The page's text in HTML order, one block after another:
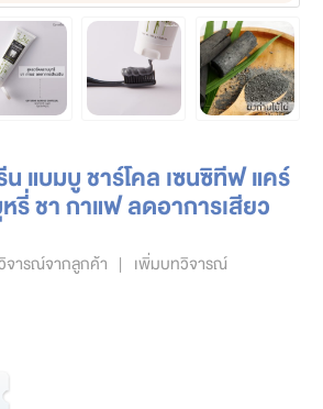
แบมบู ชาร์โคล เซนซิทีฟ แคร์
รี่ ชา กาแฟ ลดอาการเสียว
จารณ์จากลูกค้า | เพิ่มบทวิจารณ์